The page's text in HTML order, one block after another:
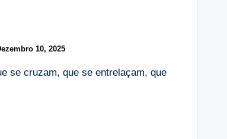
10, 2025
se cruzam, que se entrelaçam, que